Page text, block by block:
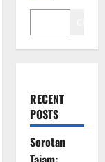
RECENT
POSTS
Sorotan